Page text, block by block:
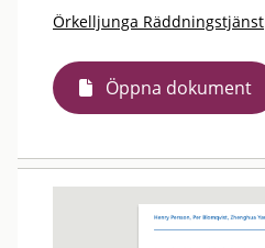
Örkelljunga Räddningstjänst
Öppna dokument